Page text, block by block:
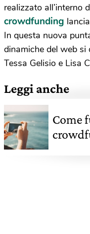
realizzato all’interno
crowdfunding
In questa nuova
dinamiche del web
Tessa Gelisio e Lisa
Leggi anche
Come